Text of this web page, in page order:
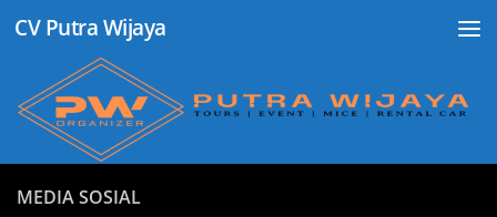
Skip to content
CV Putra Wijaya
MEDIA SOSIAL